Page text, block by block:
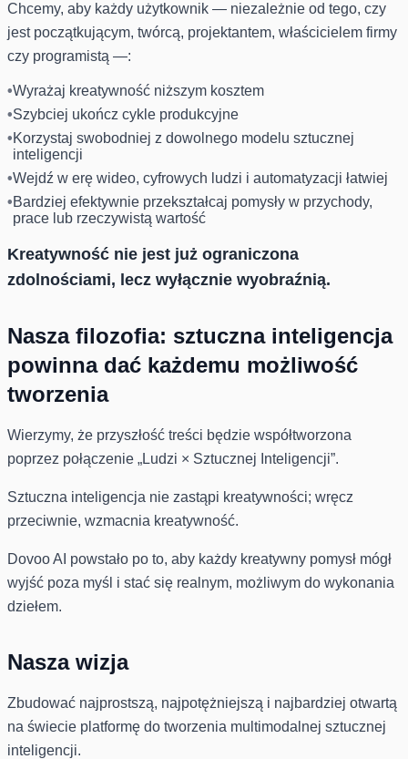
Chcemy, aby każdy użytkownik — niezależnie od tego, czy
jest początkującym, twórcą, projektantem, właścicielem firmy
czy programistą —:
Wyrażaj kreatywność niższym kosztem
Szybciej ukończ cykle produkcyjne
Korzystaj swobodniej z dowolnego modelu sztucznej
inteligencji
Wejdź w erę wideo, cyfrowych ludzi i automatyzacji łatwiej
Bardziej efektywnie przekształcaj pomysły w przychody,
prace lub rzeczywistą wartość
Kreatywność nie jest już ograniczona
zdolnościami, lecz wyłącznie wyobraźnią.
Nasza filozofia: sztuczna inteligencja
powinna dać każdemu możliwość
tworzenia
Wierzymy, że przyszłość treści będzie współtworzona
poprzez połączenie „Ludzi × Sztucznej Inteligencji”.
Sztuczna inteligencja nie zastąpi kreatywności; wręcz
przeciwnie, wzmacnia kreatywność.
Dovoo AI powstało po to, aby każdy kreatywny pomysł mógł
wyjść poza myśl i stać się realnym, możliwym do wykonania
dziełem.
Nasza wizja
Zbudować najprostszą, najpotężniejszą i najbardziej otwartą
na świecie platformę do tworzenia multimodalnej sztucznej
inteligencji.